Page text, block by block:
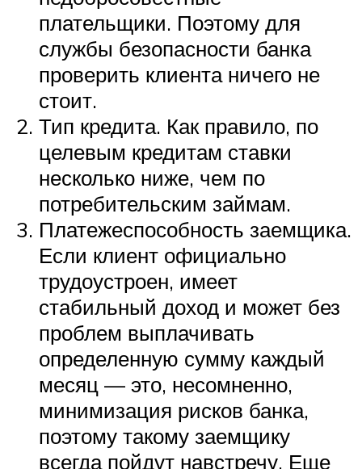
плательщики. Поэтому для
службы безопасности банка
проверить клиента ничего не
стоит.
Тип кредита. Как правило, по
целевым кредитам ставки
несколько ниже, чем по
потребительским займам.
Платежеспособность заемщика.
Если клиент официально
трудоустроен, имеет
стабильный доход и может без
проблем выплачивать
определенную сумму каждый
месяц — это, несомненно,
минимизация рисков банка,
поэтому такому заемщику
всегда пойдут навстречу. Еще